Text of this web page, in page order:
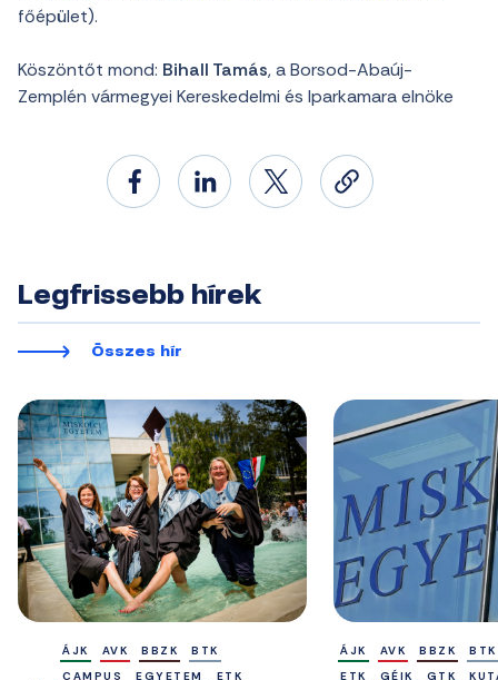
főépület).
Köszöntőt mond: Bihall Tamás, a Borsod-Abaúj-
Zemplén vármegyei Kereskedelmi és Iparkamara elnöke
Legfrissebb hírek
Összes hír
ÁJK AVK BBZK
BTK
CAMPUS
EGYETEM
ETK
ÁJK AVK BBZK
BTK
ETK
GÉIK GTK